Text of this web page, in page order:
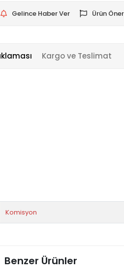
Gelince Haber Ver Ürün
Kargo ve Teslimat
Komisyon
Benzer Ürünler